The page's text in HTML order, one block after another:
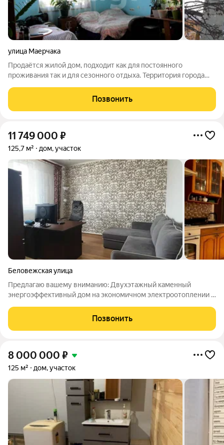
улица Маерчака
Пpoдaётcя жилой дом, подходит кaк для поcтояннoгo
проживания тaк и для сезонного отдыхa. Teppитория гоpода
пенопласт и минеральная плита. Имеется гараж, баня с
электрокаменкой. Котёл
Позвонить
11 749 000 ₽
125,7 м² дом, участок
Беловежская улица
Предлагаю вашему вниманию: Двухэтажный каменный
энергоэффективный дом на экономичном электроотоплении с
в тихом месте возле леса. Рядом остановка городского
общественного транспорта (14 маршрут),
Позвонить
8 000 000 ₽
125 м² дом, участок